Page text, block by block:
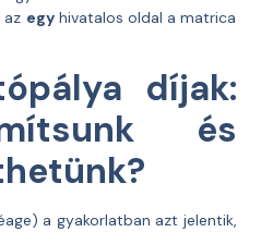
az egyhivatalos oldal a matrica
díjak:
és
a gyakorlatban azt jelentik,